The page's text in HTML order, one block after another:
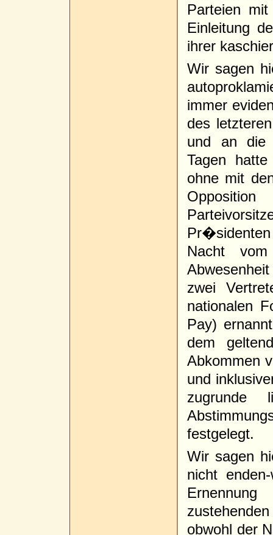
Parteien
Einleitung
ihrer
Wir sagen
immer
des
und an die
Tagen
ohne mit
Nacht
zwei
nationalen
Pay)
dem
Abkommen
und
zugrunde
festgelegt.
Wir sagen
nicht
obwohl der